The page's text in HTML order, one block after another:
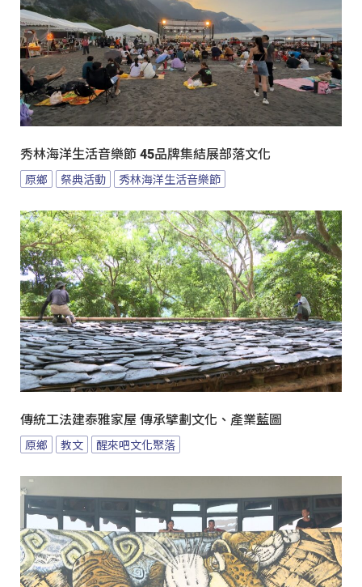
秀林海洋生活音樂節 45品牌集結展部落文化
原鄉 祭典活動 秀林海洋生活音樂節
傳統工法建泰雅家屋 傳承擘劃文化、產業藍圖
原鄉 教文 醒來吧文化聚落